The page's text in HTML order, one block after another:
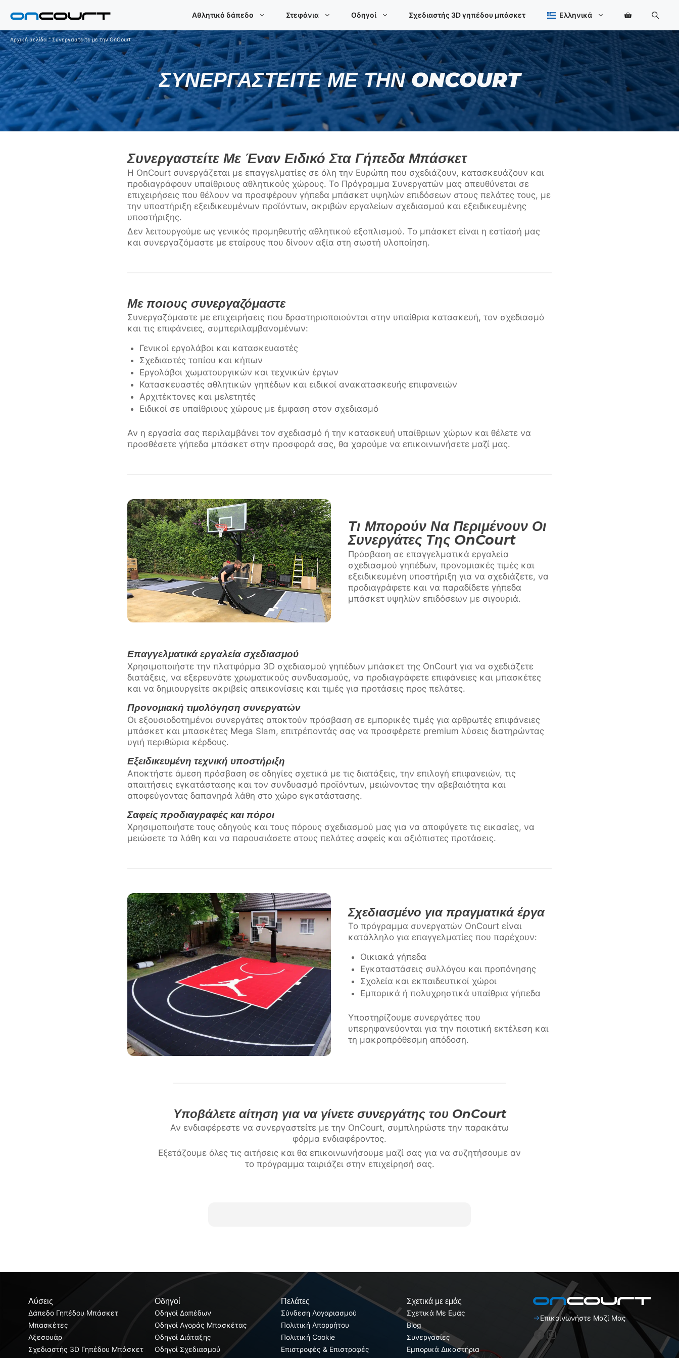
στο
Αθλητικό δάπεδο Στεφάνια Οδηγοί Σχεδιαστής 3D γηπέδου μπάσκετ Ελληνικά
Αρχική σελίδα "Συνεργαστείτε με την OnCourt
ΣΥΝΕΡΓΑΣΤΕΊΤΕ ΜΕ ΤΗΝ ONCOURT
Συνεργαστείτε Με Έναν Ειδικό Στα Γήπεδα Μπάσκετ
Η OnCourt συνεργάζεται με επαγγελματίες σε όλη την Ευρώπη που σχεδιάζουν, κατασκευάζουν και
προδιαγράφουν υπαίθριους αθλητικούς χώρους. Το Πρόγραμμα Συνεργατών μας απευθύνεται σε
επιχειρήσεις που θέλουν να προσφέρουν γήπεδα μπάσκετ υψηλών επιδόσεων στους πελάτες τους, με
την υποστήριξη εξειδικευμένων προϊόντων, ακριβών εργαλείων σχεδιασμού και εξειδικευμένης
υποστήριξης.
Δεν λειτουργούμε ως γενικός προμηθευτής αθλητικού εξοπλισμού. Το μπάσκετ είναι η εστίασή μας
και συνεργαζόμαστε με εταίρους που δίνουν αξία στη σωστή υλοποίηση.
Με ποιους συνεργαζόμαστε
Συνεργαζόμαστε με επιχειρήσεις που δραστηριοποιούνται στην υπαίθρια κατασκευή, τον σχεδιασμό
και τις επιφάνειες, συμπεριλαμβανομένων:
Γενικοί εργολάβοι και κατασκευαστές
Σχεδιαστές τοπίου και κήπων
Εργολάβοι χωματουργικών και τεχνικών έργων
Κατασκευαστές αθλητικών γηπέδων και ειδικοί ανακατασκευής επιφανειών
Αρχιτέκτονες και μελετητές
Ειδικοί σε υπαίθριους χώρους με έμφαση στον σχεδιασμό
Αν η εργασία σας περιλαμβάνει τον σχεδιασμό ή την κατασκευή υπαίθριων χώρων και θέλετε να
προσθέσετε γήπεδα μπάσκετ στην προσφορά σας, θα χαρούμε να επικοινωνήσετε μαζί μας.
Τι Μπορούν Να Περιμένουν Οι
Συνεργάτες Της OnCourt
Πρόσβαση σε επαγγελματικά εργαλεία
σχεδιασμού γηπέδων, προνομιακές τιμές και
εξειδικευμένη υποστήριξη για να σχεδιάζετε, να
προδιαγράφετε και να παραδίδετε γήπεδα
μπάσκετ υψηλών επιδόσεων με σιγουριά.
Επαγγελματικά εργαλεία σχεδιασμού
Χρησιμοποιήστε την πλατφόρμα 3D σχεδιασμού γηπέδων μπάσκετ της OnCourt για να σχεδιάζετε
διατάξεις, να εξερευνάτε χρωματικούς συνδυασμούς, να προδιαγράφετε επιφάνειες και μπασκέτες
και να δημιουργείτε ακριβείς απεικονίσεις και τιμές για προτάσεις προς πελάτες.
Προνομιακή τιμολόγηση συνεργατών
Οι εξουσιοδοτημένοι συνεργάτες αποκτούν πρόσβαση σε εμπορικές τιμές για αρθρωτές επιφάνειες
μπάσκετ και μπασκέτες Mega Slam, επιτρέποντάς σας να προσφέρετε premium λύσεις διατηρώντας
υγιή περιθώρια κέρδους.
Εξειδικευμένη τεχνική υποστήριξη
Αποκτήστε άμεση πρόσβαση σε οδηγίες σχετικά με τις διατάξεις, την επιλογή επιφανειών, τις
απαιτήσεις εγκατάστασης και τον συνδυασμό προϊόντων, μειώνοντας την αβεβαιότητα και
αποφεύγοντας δαπανηρά λάθη στο χώρο εγκατάστασης.
Σαφείς προδιαγραφές και πόροι
Χρησιμοποιήστε τους οδηγούς και τους πόρους σχεδιασμού μας για να αποφύγετε τις εικασίες, να
μειώσετε τα λάθη και να παρουσιάσετε στους πελάτες σαφείς και αξιόπιστες προτάσεις.
Σχεδιασμένο για πραγματικά έργα
Το πρόγραμμα συνεργατών OnCourt είναι
κατάλληλο για επαγγελματίες που παρέχουν:
Οικιακά γήπεδα
Εγκαταστάσεις συλλόγου και προπόνησης
Σχολεία και εκπαιδευτικοί χώροι
Εμπορικά ή πολυχρηστικά υπαίθρια γήπεδα
Υποστηρίζουμε συνεργάτες που
υπερηφανεύονται για την ποιοτική εκτέλεση και
τη μακροπρόθεσμη απόδοση.
Υποβάλετε αίτηση για να γίνετε συνεργάτης του OnCourt
Αν ενδιαφέρεστε να συνεργαστείτε με την OnCourt, συμπληρώστε την παρακάτω
φόρμα ενδιαφέροντος.
Εξετάζουμε όλες τις αιτήσεις και θα επικοινωνήσουμε μαζί σας για να συζητήσουμε αν
το πρόγραμμα ταιριάζει στην επιχείρησή σας.
Λύσεις
Δάπεδο Γηπέδου Μπάσκετ
Μπασκέτες
Αξεσουάρ
Σχεδιαστής 3D Γηπέδου Μπάσκετ
Οδηγοί
Οδηγοί Δαπέδων
Οδηγοί Αγοράς Μπασκέτας
Οδηγοί Διάταξης
Οδηγοί Σχεδιασμού
Πελάτες
Σύνδεση Λογαριασμού
Πολιτική Απορρήτου
Πολιτική Cookie
Επιστροφές & Επιστροφές
Σχετικά με εμάς
Σχετικά Με Εμάς
Blog
Συνεργασίες
Εμπορικά Δικαστήρια
Επικοινωνήστε Μαζί Μας
Facebook
Instagram